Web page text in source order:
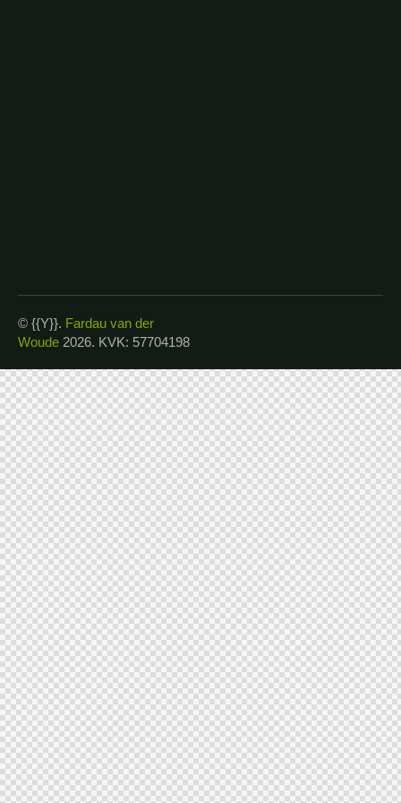
© {{Y}}. Fardau van der
Woude 2026. KVK: 57704198